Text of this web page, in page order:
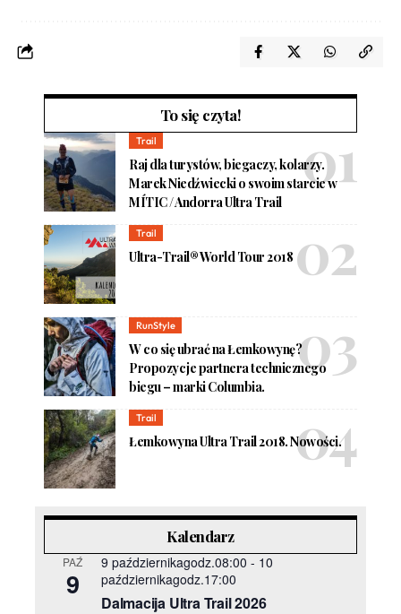
To się czyta!
Trail
Raj dla turystów, biegaczy, kolarzy.
Marek Niedźwiecki o swoim starcie w
MÍTIC / Andorra Ultra Trail
Trail
Ultra-Trail® World Tour 2018
RunStyle
W co się ubrać na Łemkowynę?
Propozycje partnera technicznego
biegu – marki Columbia.
Trail
Łemkowyna Ultra Trail 2018. Nowości.
Kalendarz
PAŹ
9
9 październikagodz.08:00 - 10
październikagodz.17:00
Dalmacija Ultra Trail 2026